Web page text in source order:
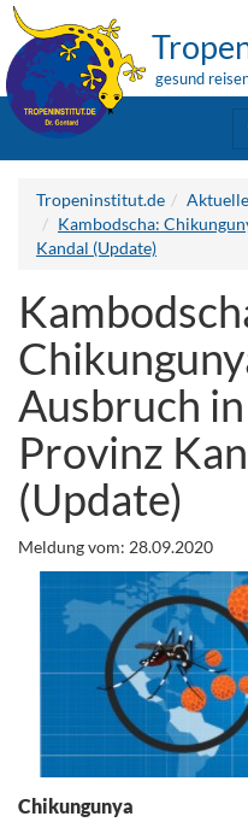
gesund
Tropeninstitut.de
Kambodscha:
Kandal (Update)
Ausbruch
Provinz
(Update)
Meldung vom: 28.09.2020
Chikungunya